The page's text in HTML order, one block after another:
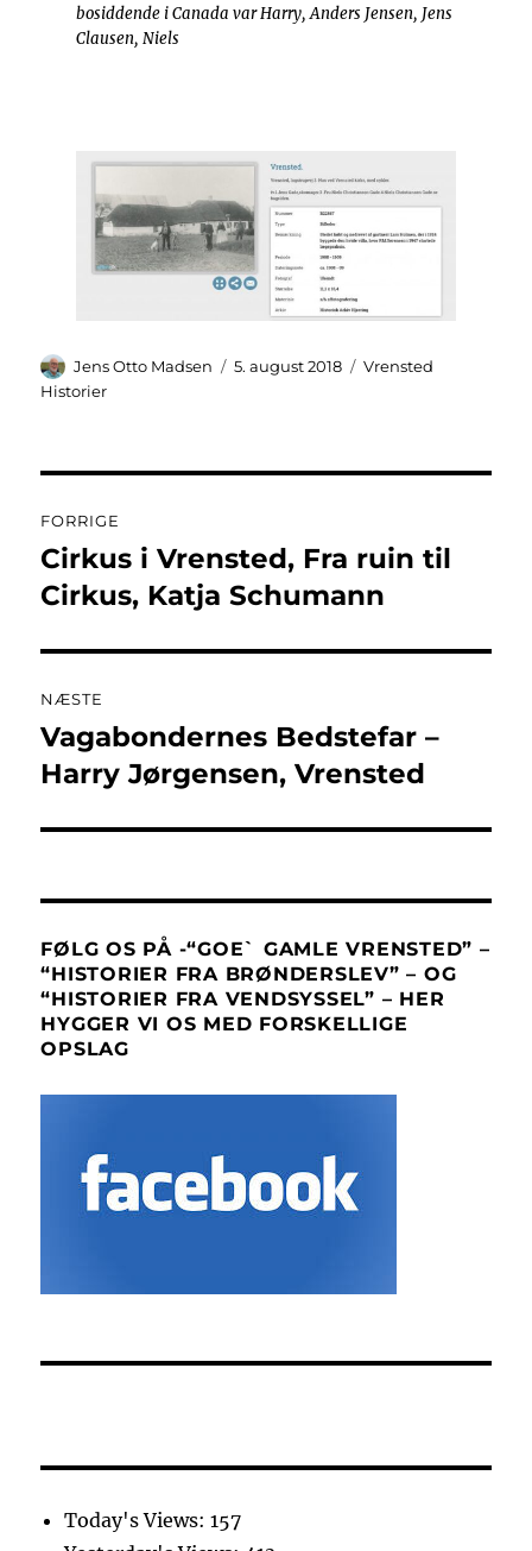
bosiddende i Canada var Harry, Anders Jensen, Jens
Clausen, Niels
Forfatter
Jens Otto Madsen Udgivet
5. august 2018 Kategorier
Vrensted
Historier
FORRIGE
Forrige
indlæg:
Cirkus i Vrensted, Fra ruin til
Cirkus, Katja Schumann
NÆSTE
Næste
indlæg:
Vagabondernes Bedstefar –
Harry Jørgensen, Vrensted
FØLG OS PÅ -“GOE` GAMLE VRENSTED” –
“HISTORIER FRA BRØNDERSLEV” – OG
“HISTORIER FRA VENDSYSSEL” – HER
HYGGER VI OS MED FORSKELLIGE
OPSLAG
Today's Views:157